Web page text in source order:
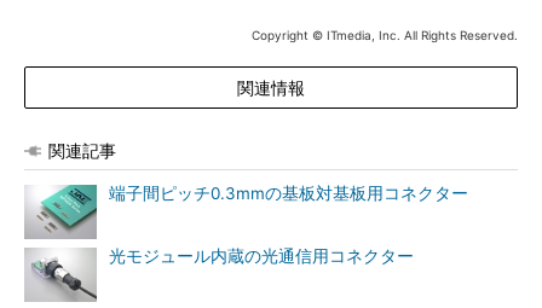
Copyright © ITmedia, Inc. All Rights Reserved.
関連情報
関連記事
端子間ピッチ0.3mmの基板対基板用コネクター
光モジュール内蔵の光通信用コネクター